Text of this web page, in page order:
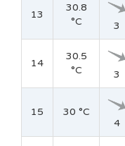
13
30.8
°C
3
14
30.5
°C
3
15
30 °C
4